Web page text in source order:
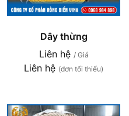
Dây thừng
Liên hệ / Giá
Liên hệ (đơn tối thiểu)